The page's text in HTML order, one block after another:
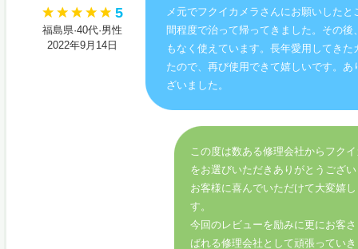
5
福島県·40代·男性
2022年9月14日
メ元でフクイカメラさんにお願いしたと
間程度で治って帰ってきました。その後
もなく使えています。長年愛用してきた
たので、再び使用できて嬉しいです。あ
ざいました。
この度は数ある修理会社からフク
をお選びいただきありがとうござ
お客様に喜んでいただけて大変嬉
す。
今回のレビューを励みに更にお客
ばれる修理会社として頑張ってい